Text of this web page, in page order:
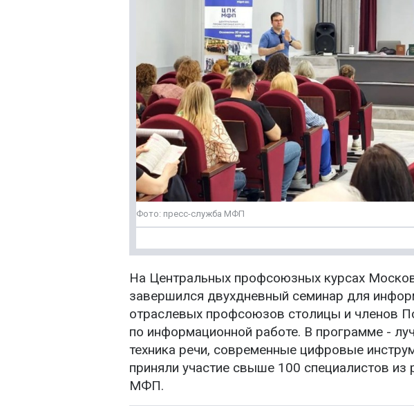
Фото: пресс-служба МФП
На Центральных профсоюзных курсах
завершился двухдневный семинар для
отраслевых профсоюзов столицы и членов
по информационной работе. В программе -
техника речи, современные цифровые
приняли участие свыше 100 специалистов из
МФП.